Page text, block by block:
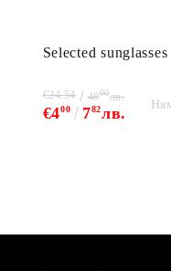
Selected sunglasses
€400 782лв.
€24.54 4800лв.